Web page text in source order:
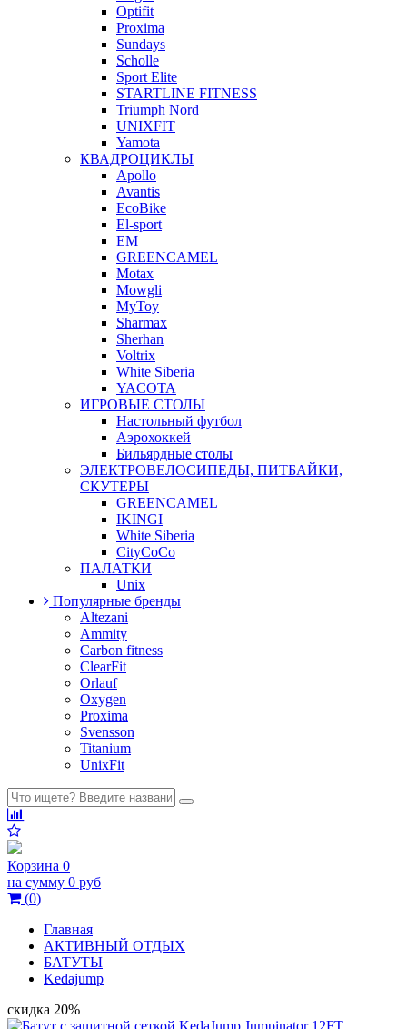
Optifit
Proxima
Sundays
Scholle
Sport Elite
STARTLINE FITNESS
Triumph Nord
UNIXFIT
Yamota
КВАДРОЦИКЛЫ
Apollo
Avantis
EcoBike
El-sport
EM
GREENCAMEL
Motax
Mowgli
MyToy
Sharmax
Sherhan
Voltrix
White Siberia
YACOTA
ИГРОВЫЕ СТОЛЫ
Настольный футбол
Аэрохоккей
Бильярдные столы
ЭЛЕКТРОВЕЛОСИПЕДЫ, ПИТБАЙКИ,
СКУТЕРЫ
GREENCAMEL
IKINGI
White Siberia
CityCoCo
ПАЛАТКИ
Unix
Популярные бренды
Altezani
Ammity
Carbon fitness
ClearFit
Orlauf
Oxygen
Proxima
Svensson
Titanium
UnixFit
Корзина 0
на сумму 0 руб
(0)
Главная
АКТИВНЫЙ ОТДЫХ
БАТУТЫ
Kedajump
скидка 20%